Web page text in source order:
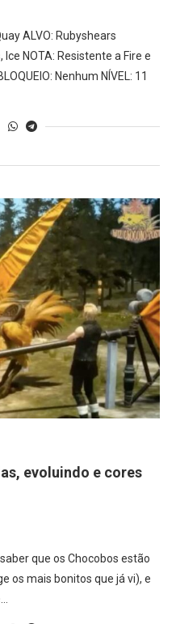
ALVO: Rubyshears
Ice NOTA: Resistente a Fire e
Nenhum NÍVEL: 11
evoluindo e cores
que os Chocobos estão
os mais bonitos que já vi), e